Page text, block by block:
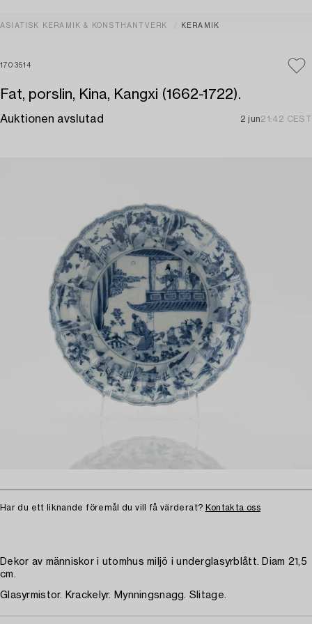
ASIATISK KERAMIK & KONSTHANTVERK KERAMIK
1703514
Fat, porslin, Kina, Kangxi (1662-1722).
Auktionen avslutad 2 jun21:42 CEST
Har du ett liknande föremål du vill få värderat? Kontakta oss
Dekor av människor i utomhus miljö i underglasyrblått. Diam 21,5
cm.
Glasyrmistor. Krackelyr. Mynningsnagg. Slitage.